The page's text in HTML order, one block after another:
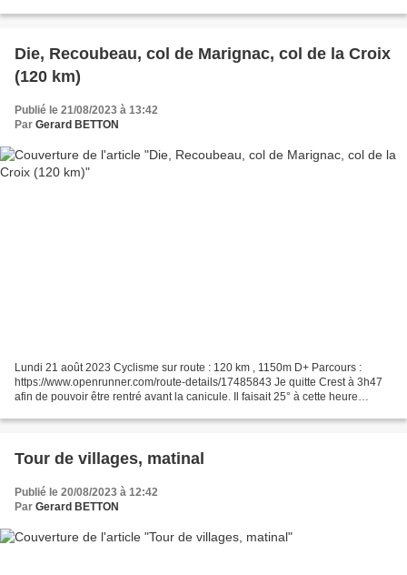
Die, Recoubeau, col de Marignac, col de la Croix
(120 km)
Publié le 21/08/2023 à 13:42
Par Gerard BETTON
Lundi 21 août 2023 Cyclisme sur route : 120 km , 1150m D+ Parcours :
https://www.openrunner.com/route-details/17485843 Je quitte Crest à 3h47
afin de pouvoir être rentré avant la canicule. Il faisait 25° à cette heure
Tour de villages, matinal
Publié le 20/08/2023 à 12:42
Par Gerard BETTON